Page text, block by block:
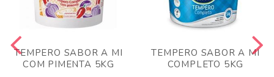
TEMPERO SABOR A MI
COM PIMENTA 5KG
TEMPERO SABOR A MI
COMPLETO 5KG